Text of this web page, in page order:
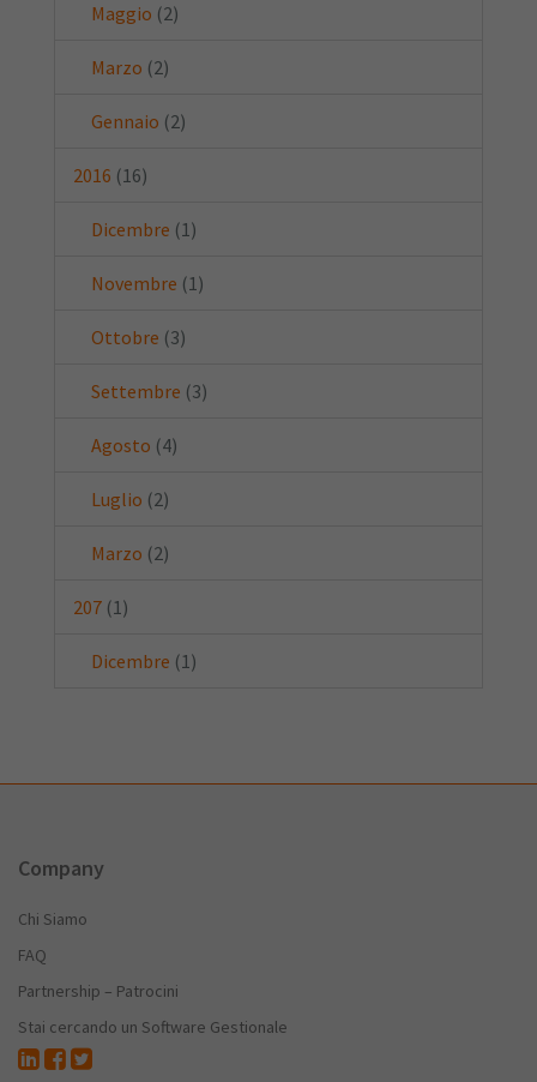
Maggio (2)
Marzo (2)
Gennaio (2)
2016 (16)
Dicembre (1)
Novembre (1)
Ottobre (3)
Settembre (3)
Agosto (4)
Luglio (2)
Marzo (2)
207 (1)
Dicembre (1)
Company
Chi Siamo
FAQ
Partnership – Patrocini
Stai cercando un Software Gestionale